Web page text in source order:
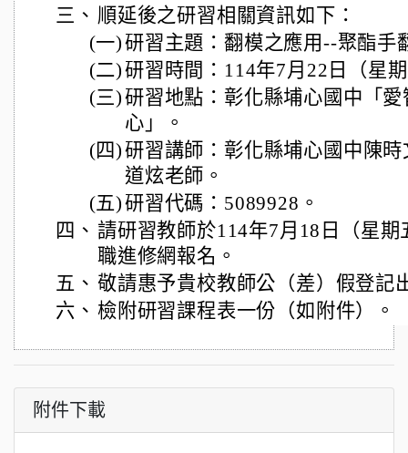
三、 順延後之研習相關資訊如下：
(一)研習主題：翻模之應用--聚酯手
(二)研習時間：114年7月22日（星
(三)研習地點：彰化縣埔心國中「
心」。
(四)研習講師：彰化縣埔心國中陳
道炫老師。
(五)研習代碼：5089928。
四、 請研習教師於114年7月18日（星
職進修網報名。
五、 敬請惠予貴校教師公（差）假登記
六、 檢附研習課程表一份（如附件）。
附件下載